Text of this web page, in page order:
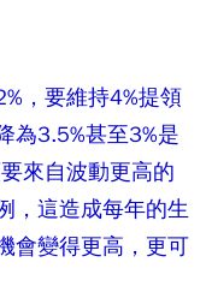
，要維持4%提領
為3.5%甚至3%是
來自波動更高的
，這造成每年的生
會變得更高，更可